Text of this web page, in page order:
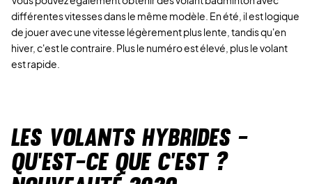
différentes vitesses dans le même modèle. En été, il est logique
de jouer avec une vitesse légèrement plus lente, tandis qu'en
hiver, c'est le contraire. Plus le numéro est élevé, plus le volant
est rapide.
Les volants hybrides -
Qu'est-ce que c'est ?